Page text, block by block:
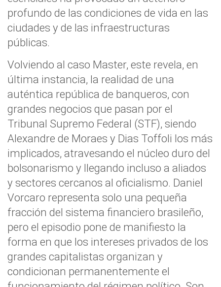
profundo de las condiciones de vida en las
ciudades y de las infraestructuras
públicas.
Volviendo al caso Master, este revela, en
última instancia, la realidad de una
auténtica república de banqueros, con
grandes negocios que pasan por el
Tribunal Supremo Federal (STF), siendo
Alexandre de Moraes y Dias Toffoli los más
implicados, atravesando el núcleo duro del
bolsonarismo y llegando incluso a aliados
y sectores cercanos al oficialismo. Daniel
Vorcaro representa solo una pequeña
fracción del sistema financiero brasileño,
pero el episodio pone de manifiesto la
forma en que los intereses privados de los
grandes capitalistas organizan y
condicionan permanentemente el